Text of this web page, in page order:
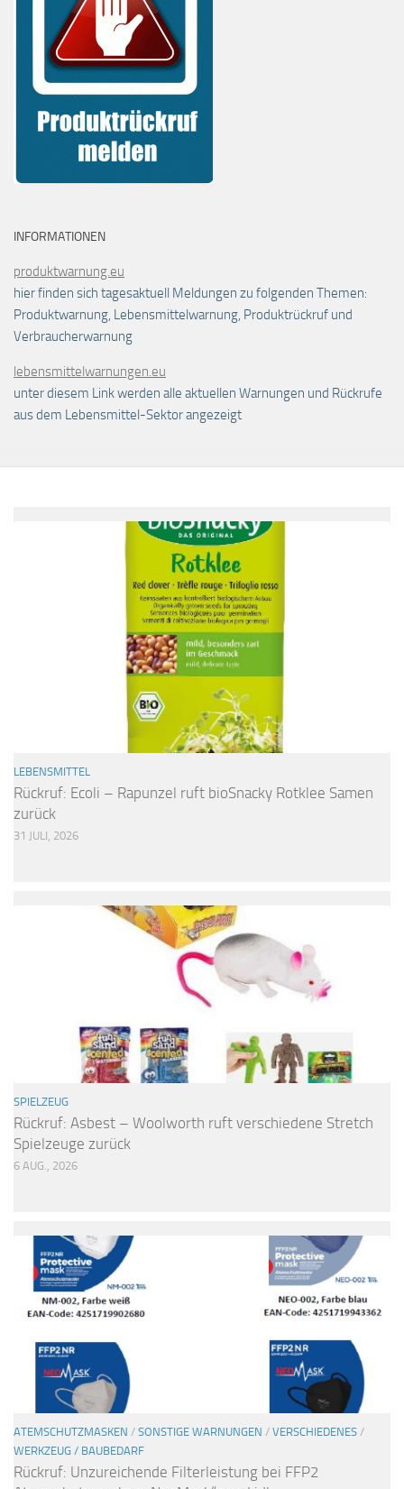
INFORMATIONEN
produktwarnung.eu
hier finden sich tagesaktuell Meldungen zu folgenden Themen:
Produktwarnung, Lebensmittelwarnung, Produktrückruf und
Verbraucherwarnung
lebensmittelwarnungen.eu
unter diesem Link werden alle aktuellen Warnungen und Rückrufe
aus dem Lebensmittel-Sektor angezeigt
LEBENSMITTEL
Rückruf: Ecoli – Rapunzel ruft bioSnacky Rotklee Samen
zurück
31 JULI, 2026
SPIELZEUG
Rückruf: Asbest – Woolworth ruft verschiedene Stretch
Spielzeuge zurück
6 AUG., 2026
ATEMSCHUTZMASKEN / SONSTIGE WARNUNGEN / VERSCHIEDENES /
WERKZEUG / BAUBEDARF
Rückruf: Unzureichende Filterleistung bei FFP2